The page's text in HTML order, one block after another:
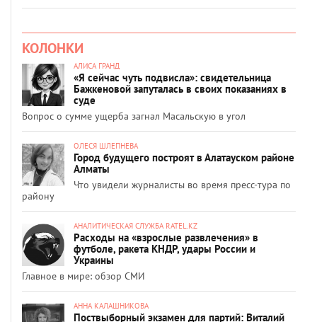
КОЛОНКИ
АЛИСА ГРАНД
«Я сейчас чуть подвисла»: свидетельница
Бажкеновой запуталась в своих показаниях в
суде
Вопрос о сумме ущерба загнал Масальскую в угол
ОЛЕСЯ ШЛЕПНЕВА
Город будущего построят в Алатауском районе
Алматы
Что увидели журналисты во время пресс-тура по
району
АНАЛИТИЧЕСКАЯ СЛУЖБА RATEL.KZ
Расходы на «взрослые развлечения» в
футболе, ракета КНДР, удары России и
Украины
Главное в мире: обзор СМИ
АННА КАЛАШНИКОВА
Поствыборный экзамен для партий: Виталий